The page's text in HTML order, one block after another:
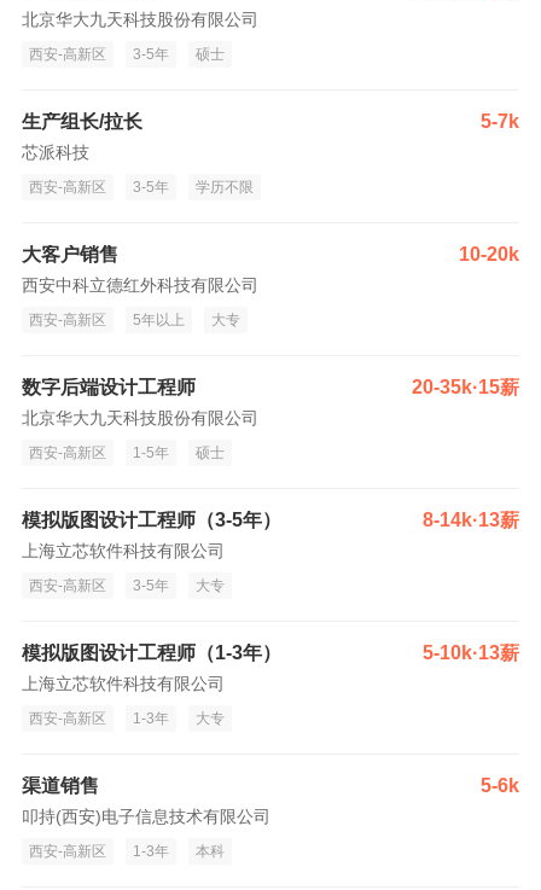
北京华大九天科技股份有限公司
西安-高新区 3-5年 硕士
生产组长/拉长 5-7k
芯派科技
西安-高新区 3-5年 学历不限
大客户销售 10-20k
西安中科立德红外科技有限公司
西安-高新区 5年以上 大专
数字后端设计工程师 20-35k·15薪
北京华大九天科技股份有限公司
西安-高新区 1-5年 硕士
模拟版图设计工程师（3-5年） 8-14k·13薪
上海立芯软件科技有限公司
西安-高新区 3-5年 大专
模拟版图设计工程师（1-3年） 5-10k·13薪
上海立芯软件科技有限公司
西安-高新区 1-3年 大专
渠道销售 5-6k
叩持(西安)电子信息技术有限公司
西安-高新区 1-3年 本科